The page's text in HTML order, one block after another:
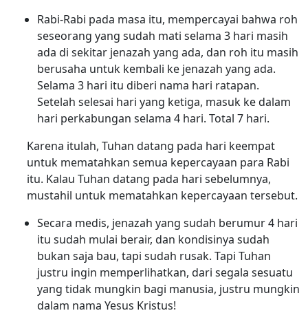
Rabi-Rabi pada masa itu, mempercayai bahwa roh
seseorang yang sudah mati selama 3 hari masih
ada di sekitar jenazah yang ada, dan roh itu masih
berusaha untuk kembali ke jenazah yang ada.
Selama 3 hari itu diberi nama hari ratapan.
Setelah selesai hari yang ketiga, masuk ke dalam
hari perkabungan selama 4 hari. Total 7 hari.
Karena itulah, Tuhan datang pada hari keempat
untuk mematahkan semua kepercayaan para Rabi
itu. Kalau Tuhan datang pada hari sebelumnya,
mustahil untuk mematahkan kepercayaan tersebut.
Secara medis, jenazah yang sudah berumur 4 hari
itu sudah mulai berair, dan kondisinya sudah
bukan saja bau, tapi sudah rusak. Tapi Tuhan
justru ingin memperlihatkan, dari segala sesuatu
yang tidak mungkin bagi manusia, justru mungkin
dalam nama Yesus Kristus!